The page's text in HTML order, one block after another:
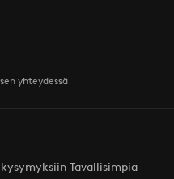
yhteydessä
Tavallisimpia